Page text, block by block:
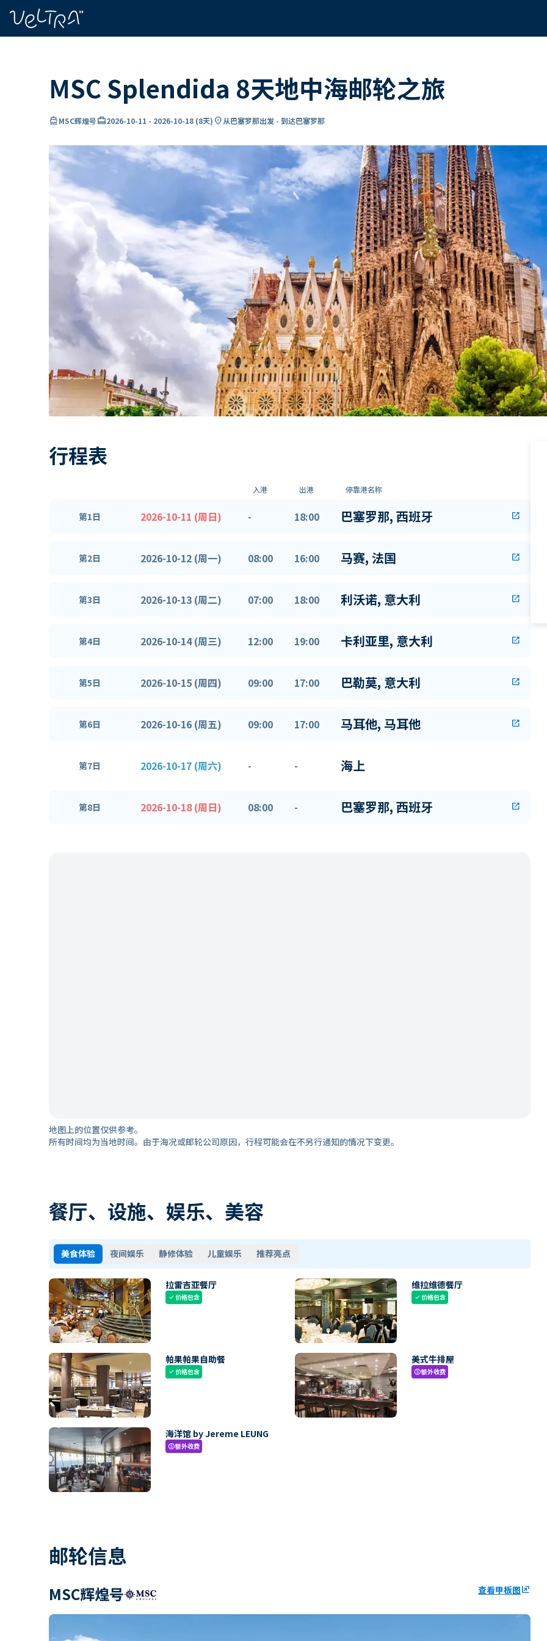
MSC Splendida 8天地中海邮轮之旅
directions_boatMSC辉煌号card_travel2026-10-11 - 2026-10-18 (8天) location_on从巴塞罗那出发 - 到达巴塞罗那
行程表
入港 出港 停靠港名称
第1日 2026-10-11 (周日) - 18:00 巴塞罗那, 西班牙 open_in_new
第2日 2026-10-12 (周一) 08:00 16:00 马赛, 法国 open_in_new
第3日 2026-10-13 (周二) 07:00 18:00 利沃诺, 意大利 open_in_new
第4日 2026-10-14 (周三) 12:00 19:00 卡利亚里, 意大利 open_in_new
第5日 2026-10-15 (周四) 09:00 17:00 巴勒莫, 意大利 open_in_new
第6日 2026-10-16 (周五) 09:00 17:00 马耳他, 马耳他 open_in_new
第7日 2026-10-17 (周六) - - 海上
第8日 2026-10-18 (周日) 08:00 - 巴塞罗那, 西班牙 open_in_new
地图上的位置仅供参考。
所有时间均为当地时间。由于海况或邮轮公司原因，行程可能会在不另行通知的情况下变更。
餐厅、设施、娱乐、美容
美食体验 夜间娱乐 静修体验 儿童娱乐 推荐亮点
拉雷吉亚餐厅
check价格包含
维拉维德餐厅
check价格包含
帕果帕果自助餐
check价格包含
美式牛排屋
paid额外收费
海洋馆 by Jereme LEUNG
paid额外收费
邮轮信息
MSC辉煌号 查看甲板图ungroup